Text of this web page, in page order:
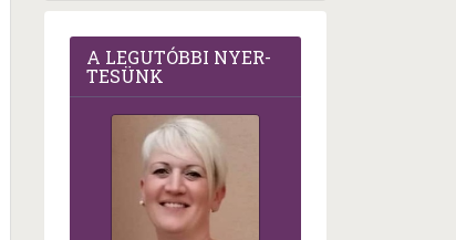
A LEG­U­TÓB­BI NYER­
TE­SÜNK